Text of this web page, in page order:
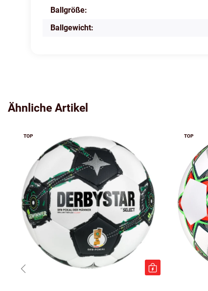
Produkteigenschaft
Wert
Ballgröße:
Ballgewicht:
Ähnliche Artikel
TOP TOP